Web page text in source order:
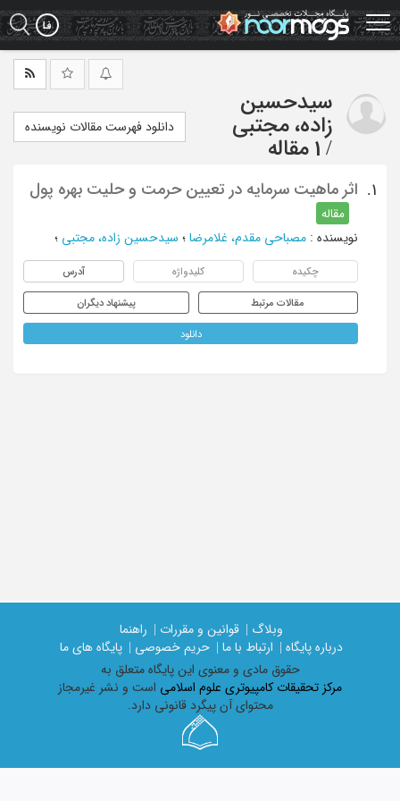
Skip
to
main
سیدحسین
زاده، مجتبی
/ 1 مقاله
دانلود فهرست مقالات نویسنده
1. اثر ماهیت سرمایه در تعیین حرمت و حلیت بهره پول
مقاله
نویسنده : مصباحی مقدم، غلامرضا ؛ سیدحسین زاده، مجتبی ؛
چکیده کلیدواژه آدرس
مقالات مرتبط پیشنهاد دیگران
دانلود
وبلاگ | قوانین و مقررات |
راهنما
درباره پایگاه |
ارتباط با ما | حریم خصوصی |
پایگاه های ما
حقوق مادی و معنوی اين پايگاه متعلق به
مرکز تحقیقات کامپیوتری علوم اسلامی است و نشر غیرمجاز
محتوای آن پیگرد قانونی دارد.